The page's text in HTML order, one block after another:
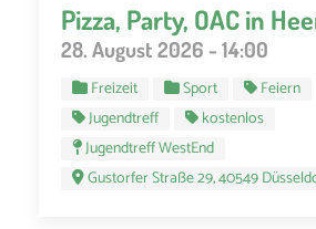
Pizza, Party, OAC in
28. August 2026 - 14:00
Freizeit Sport Feiern
Jugendtreff
kostenlos
Jugendtreff WestEnd
Gustorfer Straße 29, 40549